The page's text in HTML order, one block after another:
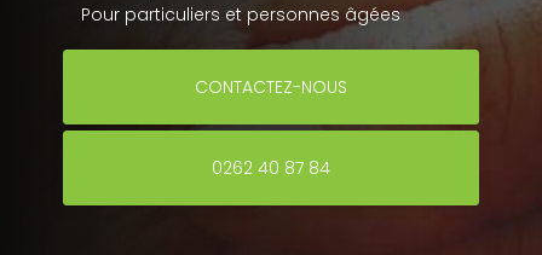
Pour particuliers et personnes âgées
CONTACTEZ-NOUS
0262 40 87 84